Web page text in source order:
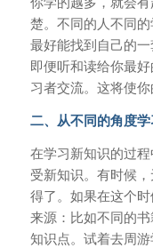
楚。不同的人不同
最好能找到自己的一
即便听和读给你最
习者交流。这将使你
二、从不同的角度学
在学习新知识的过
受新知识。有时候
得了。如果在这个
来源：比如不同的
知识点。试着去周